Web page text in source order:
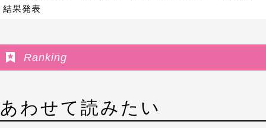
結果発表
Ranking
あわせて読みたい